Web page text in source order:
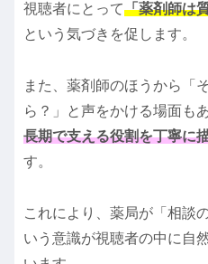
視聴者にとって「薬剤師は
という気づきを促します。
また、薬剤師のほうから「
ら？」と声をかける場面もあ
長期で支える役割を丁寧に
す。
これにより、薬局が「相談
いう意識が視聴者の中に自